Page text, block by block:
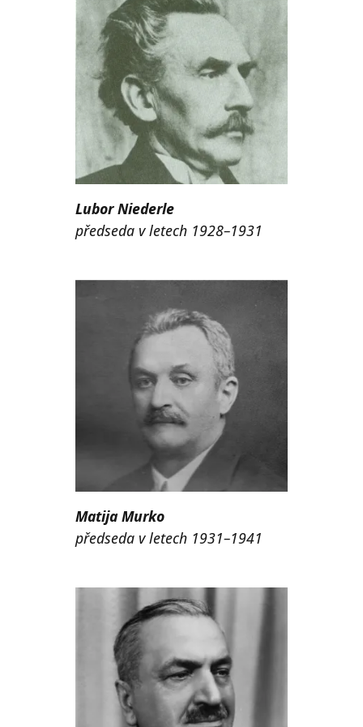
Lubor Niederle
předseda v letech 1928–1931
Matija Murko
předseda v letech 1931–1941